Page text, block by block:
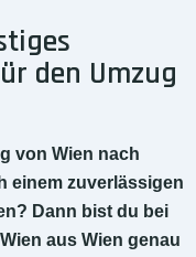
den Umzug
von Wien nach
einem zuverlässigen
Dann bist du bei
aus Wien genau